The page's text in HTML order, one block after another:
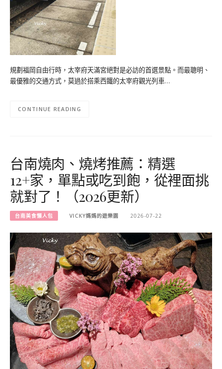
規劃福岡自由行時，太宰府天滿宮絕對是必訪的首選景點。而最聰明、
最優雅的交通方式，莫過於搭乘西鐵的太宰府觀光列車…
CONTINUE READING
台南燒肉、燒烤推薦：精選
12+家，單點或吃到飽，從裡面挑
就對了！（2026更新）
台南美食懶人包 VICKY媽媽的遊樂園 2026-07-22